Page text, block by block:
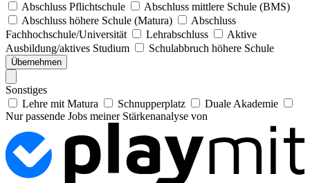
Abschluss Pflichtschule
Abschluss mittlere Schule (BMS)
Abschluss höhere Schule (Matura)
Abschluss
Fachhochschule/Universität
Lehrabschluss
Aktive
Ausbildung/aktives Studium
Schulabbruch höhere Schule
Übernehmen
Sonstiges
Lehre mit Matura
Schnupperplatz
Duale Akademie
Nur passende Jobs meiner Stärkenanalyse von